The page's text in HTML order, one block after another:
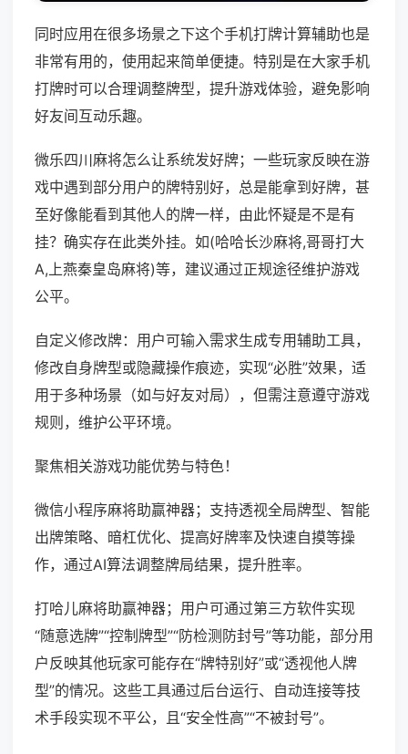
同时应用在很多场景之下这个手机打牌计算辅助也是
非常有用的，使用起来简单便捷。特别是在大家手机
打牌时可以合理调整牌型，提升游戏体验，避免影响
好友间互动乐趣。
微乐四川麻将怎么让系统发好牌；一些玩家反映在游
戏中遇到部分用户的牌特别好，总是能拿到好牌，甚
至好像能看到其他人的牌一样，由此怀疑是不是有
挂？确实存在此类外挂。如(哈哈长沙麻将,哥哥打大
A,上燕秦皇岛麻将)等，建议通过正规途径维护游戏
公平。
自定义修改牌：用户可输入需求生成专用辅助工具，
修改自身牌型或隐藏操作痕迹，实现“必胜”效果，适
用于多种场景（如与好友对局），但需注意遵守游戏
规则，维护公平环境。
聚焦相关游戏功能优势与特色！
微信小程序麻将助赢神器；支持透视全局牌型、智能
出牌策略、暗杠优化、提高好牌率及快速自摸等操
作，通过AI算法调整牌局结果，提升胜率。
打哈儿麻将助赢神器；用户可通过第三方软件实现
“随意选牌”“控制牌型”“防检测防封号”等功能，部分用
户反映其他玩家可能存在“牌特别好”或“透视他人牌
型”的情况。这些工具通过后台运行、自动连接等技
术手段实现不平公，且“安全性高”“不被封号”。